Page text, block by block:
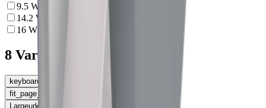
9.5 W
14.2 W
16 W
8 Variantes
keyboard_arrow_left
fit_page_width
Largeurkeyboard_arrow_right